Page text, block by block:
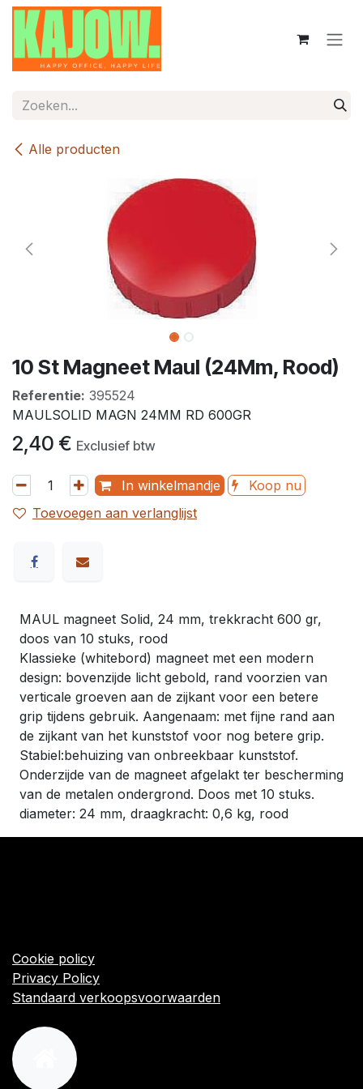
Overslaan naar inhoud
Alle producten
10 St Magneet Maul (24Mm, Rood)
Referentie: 395524
MAULSOLID MAGN 24MM RD 600GR
2,40 € Exclusief btw
In winkelmandje
Koop nu
Toevoegen aan verlanglijst
MAUL magneet Solid, 24 mm, trekkracht 600 gr,
doos van 10 stuks, rood
Klassieke (whitebord) magneet met een modern
design: bovenzijde licht gebold, rand voorzien van
verticale groeven aan de zijkant voor een betere
grip tijdens gebruik. Aangenaam: met fijne rand aan
de zijkant van het kunststof voor nog betere grip.
Stabiel:behuizing van onbreekbaar kunststof.
Onderzijde van de magneet afgelakt ter bescherming
van de metalen ondergrond. Doos met 10 stuks.
diameter: 24 mm, draagkracht: 0,6 kg, rood
Cookie policy
Privacy Policy
Standaard verkoopsvoorwaarden